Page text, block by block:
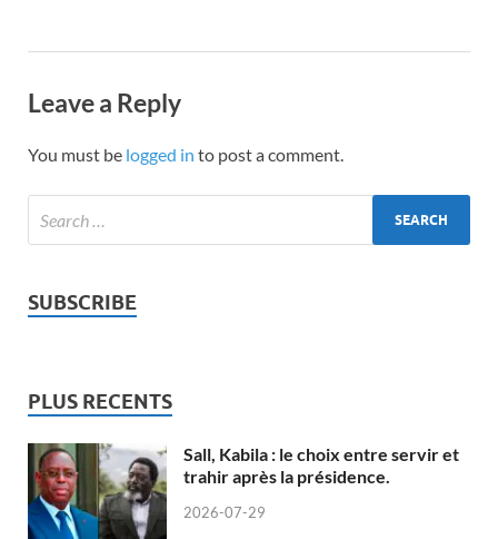
Leave a Reply
You must be logged in to post a comment.
SUBSCRIBE
PLUS RECENTS
Sall, Kabila : le choix entre servir et
trahir après la présidence.
2026-07-29